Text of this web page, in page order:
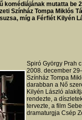
komédiájának mutatta be
Színház Tompa Miklós
míg a Férfiét Kilyén
Spiró György Prah
2008. december
Színház Tompa
darabban a Nő
Kilyén László
rendezte, a
tervezte, a film
dramaturgja Csép